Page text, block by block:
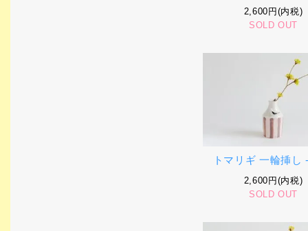
2,600円(内税)
SOLD OUT
トマリギ 一輪挿し
2,600円(内税)
SOLD OUT